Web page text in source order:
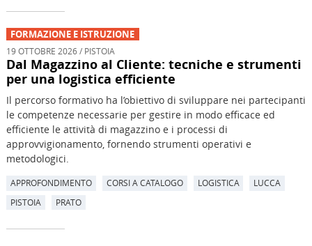
FORMAZIONE E ISTRUZIONE
19 OTTOBRE 2026 / PISTOIA
Dal Magazzino al Cliente: tecniche e strumenti
per una logistica efficiente
Il percorso formativo ha l’obiettivo di sviluppare nei partecipanti
le competenze necessarie per gestire in modo efficace ed
efficiente le attività di magazzino e i processi di
approvvigionamento, fornendo strumenti operativi e
metodologici.
APPROFONDIMENTO CORSI A CATALOGO LOGISTICA
LUCCA
PISTOIA
PRATO